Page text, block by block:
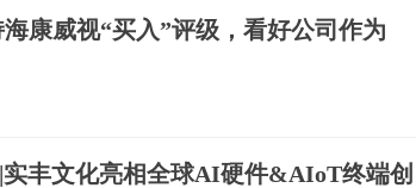
康威视“买入”评级，看好公司作为
实丰文化亮相全球AI硬件&AIoT终端创